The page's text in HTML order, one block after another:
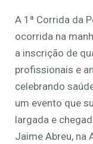
A 1ª Corrida da
ocorrida na
a inscrição de
profissionais e
celebrando
um evento que
largada e
Jaime Abreu, na